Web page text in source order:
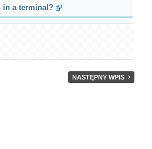
in a terminal?
NASTĘPNY WPIS